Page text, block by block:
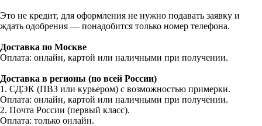
Это не кредит, для оформления не нужно подавать заявку и
ждать одобрения — понадобится только номер телефона.
Доставка по Москве
Оплата: онлайн, картой или наличными при получении.
Доставка в регионы (по всей России)
1. СДЭК (ПВЗ или курьером) с возможностью примерки.
Оплата: онлайн, картой или наличными при получении.
2. Почта России (первый класс).
Оплата: только онлайн.